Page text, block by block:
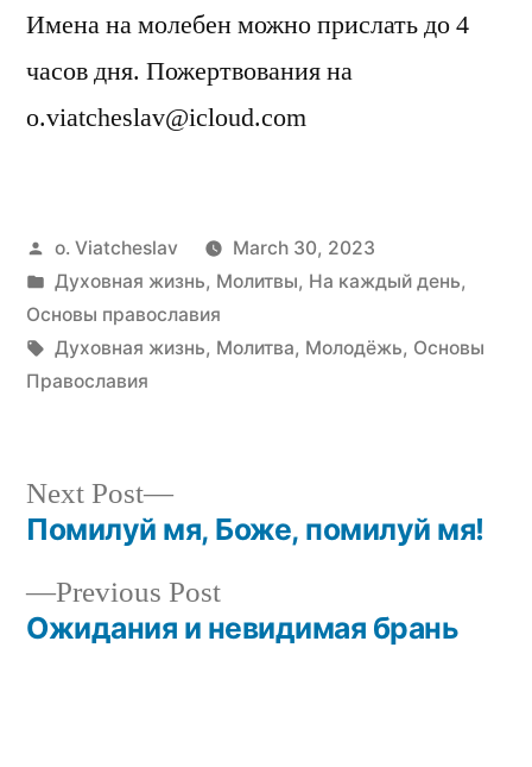
Имена на молебен можно прислать до 4
часов дня. Пожертвования на
o.viatcheslav@icloud.com
Posted
by
o. Viatcheslav
March 30, 2023
Posted
in
Духовная жизнь, Молитвы, На каждый день,
Основы православия
Tags:
Духовная жизнь, Молитва, Молодёжь, Основы
Православия
Post
navigation
Previous PostPrevious
post:
Ожидания и невидимая брань
Next Post
Next
post:
Помилуй мя, Боже, помилуй мя!